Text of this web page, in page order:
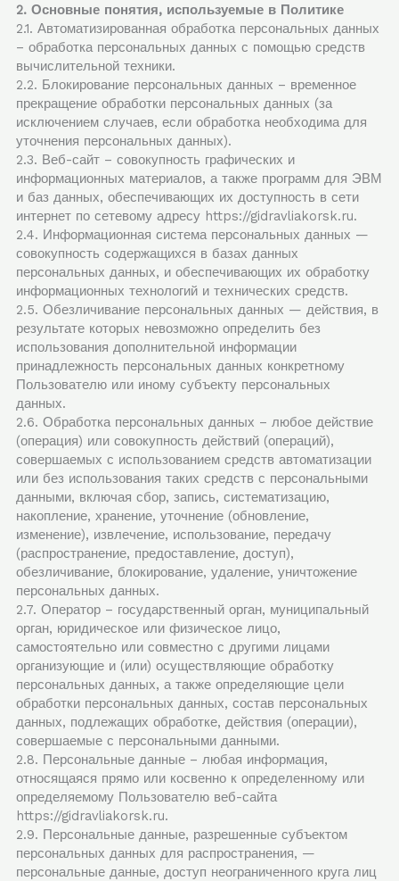
2. Основные понятия, используемые в Политике
2.1. Автоматизированная обработка персональных данных
– обработка персональных данных с помощью средств
вычислительной техники.
2.2. Блокирование персональных данных – временное
прекращение обработки персональных данных (за
исключением случаев, если обработка необходима для
уточнения персональных данных).
2.3. Веб-сайт – совокупность графических и
информационных материалов, а также программ для ЭВМ
и баз данных, обеспечивающих их доступность в сети
интернет по сетевому адресу https://gidravliakorsk.ru.
2.4. Информационная система персональных данных —
совокупность содержащихся в базах данных
персональных данных, и обеспечивающих их обработку
информационных технологий и технических средств.
2.5. Обезличивание персональных данных — действия, в
результате которых невозможно определить без
использования дополнительной информации
принадлежность персональных данных конкретному
Пользователю или иному субъекту персональных
данных.
2.6. Обработка персональных данных – любое действие
(операция) или совокупность действий (операций),
совершаемых с использованием средств автоматизации
или без использования таких средств с персональными
данными, включая сбор, запись, систематизацию,
накопление, хранение, уточнение (обновление,
изменение), извлечение, использование, передачу
(распространение, предоставление, доступ),
обезличивание, блокирование, удаление, уничтожение
персональных данных.
2.7. Оператор – государственный орган, муниципальный
орган, юридическое или физическое лицо,
самостоятельно или совместно с другими лицами
организующие и (или) осуществляющие обработку
персональных данных, а также определяющие цели
обработки персональных данных, состав персональных
данных, подлежащих обработке, действия (операции),
совершаемые с персональными данными.
2.8. Персональные данные – любая информация,
относящаяся прямо или косвенно к определенному или
определяемому Пользователю веб-сайта
https://gidravliakorsk.ru.
2.9. Персональные данные, разрешенные субъектом
персональных данных для распространения, —
персональные данные, доступ неограниченного круга лиц